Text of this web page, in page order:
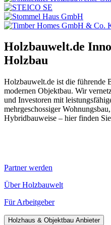
Holzbauwelt.de
Holzbau
Holzbauwelt.de ist die führende
modernen Objektbau. Wir
und Investoren mit
mehrgeschossiger
Hybridbauweise – hier finden
Partner werden
Über Holzbauwelt
Für Arbeitgeber
Holzhaus & Objektbau Anbieter